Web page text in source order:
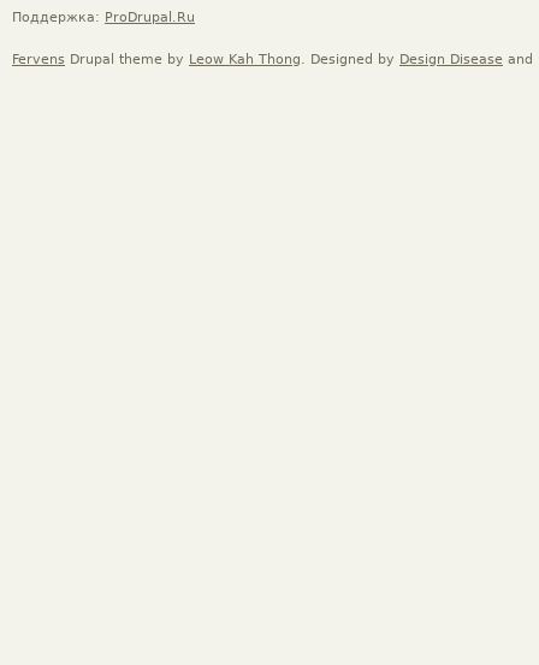
Поддержка: ProDrupal.Ru
Fervens Drupal theme by Leow Kah Thong. Designed by Design Disease and